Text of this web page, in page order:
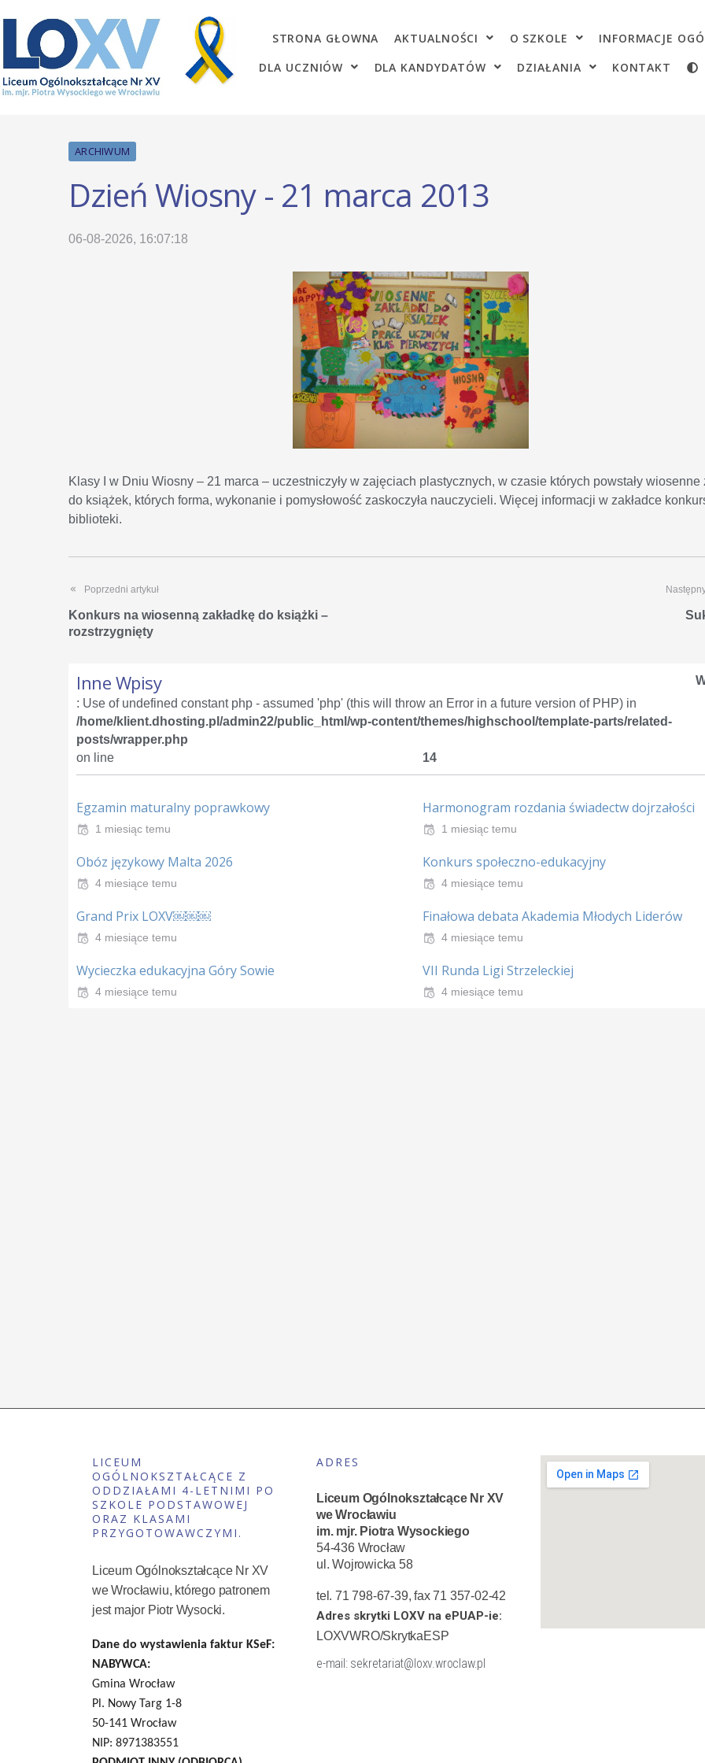
STRONA GŁOWNA AKTUALNOŚCI O SZKOLE INFORMACJE
DLA UCZNIÓW
DLA KANDYDATÓW DZIAŁANIA KONTAKT
ARCHIWUM
Dzień Wiosny - 21 marca 2013
06-08-2026, 16:07:18
Klasy I w Dniu Wiosny – 21 marca – uczestniczyły w zajęciach plastycznych, w czasie których powstały wiosenne
do książek, których forma, wykonanie i pomysłowość zaskoczyła nauczycieli. Więcej informacji w zakładce
biblioteki.
Poprzedni artykuł
Konkurs na wiosenną zakładkę do książki –
rozstrzygnięty
Inne Wpisy
: Use of undefined constant php - assumed 'php' (this will throw an Error in a future version of PHP) in
/home/klient.dhosting.pl/admin22/public_html/wp-content/themes/highschool/template-parts/related-
posts/wrapper.php
on line
14
Egzamin maturalny poprawkowy
1 miesiąc temu
Harmonogram rozdania świadectw dojrzałości
1 miesiąc temu
Obóz językowy Malta 2026
4 miesiące temu
Konkurs społeczno-edukacyjny
4 miesiące temu
Grand Prix LOXV￼￼￼
4 miesiące temu
Finałowa debata Akademia Młodych Liderów
4 miesiące temu
Wycieczka edukacyjna Góry Sowie
4 miesiące temu
VII Runda Ligi Strzeleckiej
4 miesiące temu
LICEUM
OGÓLNOKSZTAŁCĄCE Z
ODDZIAŁAMI 4-LETNIMI PO
SZKOLE PODSTAWOWEJ
ORAZ KLASAMI
PRZYGOTOWAWCZYMI.
Liceum Ogólnokształcące Nr XV
we Wrocławiu, którego patronem
jest major Piotr Wysocki.
Dane do wystawienia faktur KSeF:
NABYWCA:
Gmina Wrocław
Pl. Nowy Targ 1-8
50-141 Wrocław
NIP: 8971383551
ADRES
Liceum Ogólnokształcące Nr XV
we Wrocławiu
im. mjr. Piotra Wysockiego
54-436 Wrocław
ul. Wojrowicka 58
tel. 71 798-67-39, fax 71 357-02-42
Adres skrytki LOXV na ePUAP-ie:
LOXVWRO/SkrytkaESP
e-mail: sekretariat@loxv.wroclaw.pl